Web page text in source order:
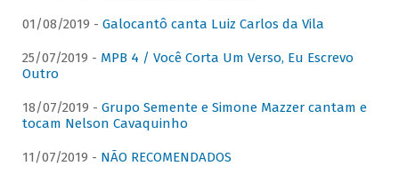
01/08/2019 - Galocantô canta Luiz Carlos da Vila
25/07/2019 - MPB 4 / Você Corta Um Verso, Eu Escrevo
Outro
18/07/2019 - Grupo Semente e Simone Mazzer cantam e
tocam Nelson Cavaquinho
11/07/2019 - NÃO RECOMENDADOS